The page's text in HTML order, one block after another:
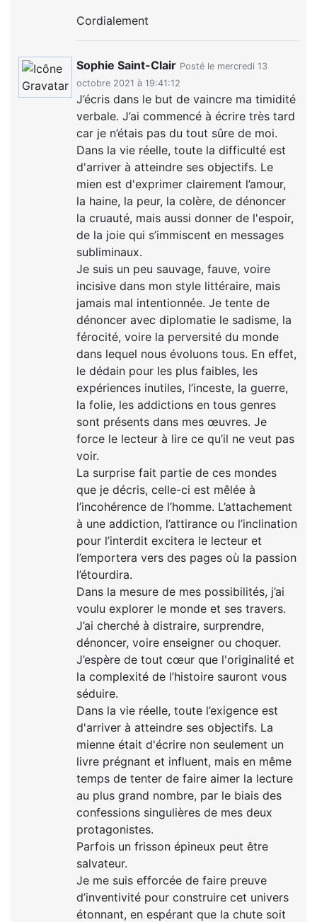
Cordialement
Sophie Saint-Clair Posté le mercredi 13
octobre 2021 à 19:41:12
J’écris dans le but de vaincre ma timidité
verbale. J’ai commencé à écrire très tard
car je n’étais pas du tout sûre de moi.
Dans la vie réelle, toute la difficulté est
d'arriver à atteindre ses objectifs. Le
mien est d'exprimer clairement l’amour,
la haine, la peur, la colère, de dénoncer
la cruauté, mais aussi donner de l'espoir,
de la joie qui s’immiscent en messages
subliminaux.
Je suis un peu sauvage, fauve, voire
incisive dans mon style littéraire, mais
jamais mal intentionnée. Je tente de
dénoncer avec diplomatie le sadisme, la
férocité, voire la perversité du monde
dans lequel nous évoluons tous. En effet,
le dédain pour les plus faibles, les
expériences inutiles, l’inceste, la guerre,
la folie, les addictions en tous genres
sont présents dans mes œuvres. Je
force le lecteur à lire ce qu’il ne veut pas
voir.
La surprise fait partie de ces mondes
que je décris, celle-ci est mêlée à
l’incohérence de l’homme. L’attachement
à une addiction, l’attirance ou l’inclination
pour l’interdit excitera le lecteur et
l’emportera vers des pages où la passion
l’étourdira.
Dans la mesure de mes possibilités, j’ai
voulu explorer le monde et ses travers.
J’ai cherché à distraire, surprendre,
dénoncer, voire enseigner ou choquer.
J’espère de tout cœur que l'originalité et
la complexité de l’histoire sauront vous
séduire.
Dans la vie réelle, toute l’exigence est
d'arriver à atteindre ses objectifs. La
mienne était d'écrire non seulement un
livre prégnant et influent, mais en même
temps de tenter de faire aimer la lecture
au plus grand nombre, par le biais des
confessions singulières de mes deux
protagonistes.
Parfois un frisson épineux peut être
salvateur.
Je me suis efforcée de faire preuve
d’inventivité pour construire cet univers
étonnant, en espérant que la chute soit